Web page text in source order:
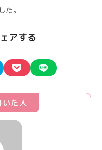
た。
アする
hatena pocket
いた人